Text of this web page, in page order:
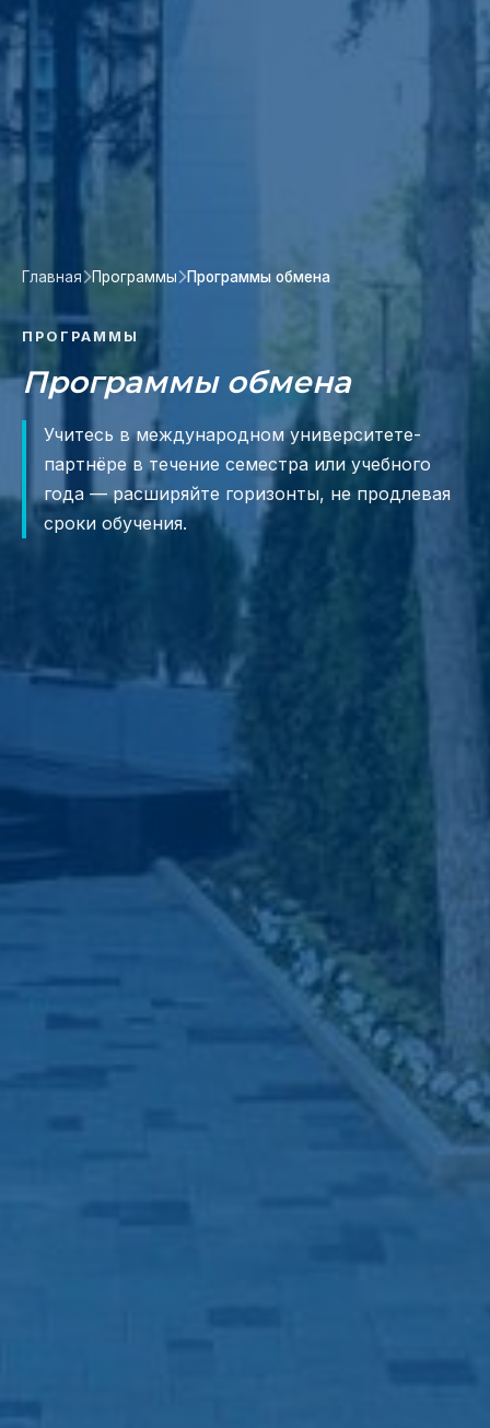
Главная Программы Программы обмена
ПРОГРАММЫ
Программы обмена
Учитесь в международном университете-
партнёре в течение семестра или учебного
года — расширяйте горизонты, не продлевая
сроки обучения.